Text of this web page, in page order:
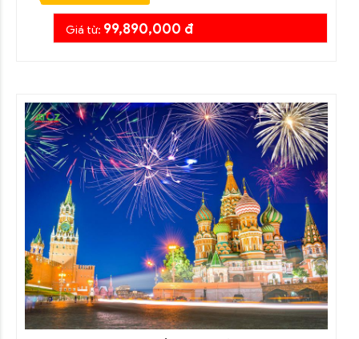
Giá từ: 99,890,000 đ